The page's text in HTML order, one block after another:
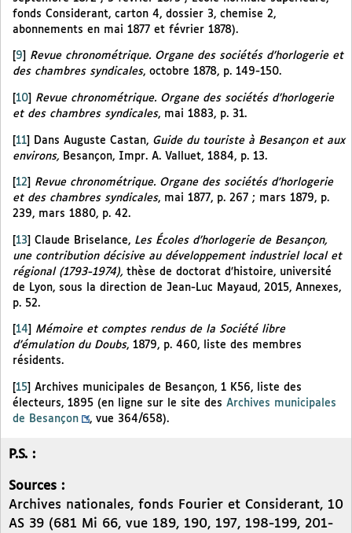
fonds Considerant, carton 4, dossier 3, chemise 2,
abonnements en mai 1877 et février 1878).
9
Revue chronométrique. Organe des sociétés d’horlogerie et
des chambres syndicales, octobre 1878, p. 149-150.
10
Revue chronométrique. Organe des sociétés d’horlogerie
et des chambres syndicales, mai 1883, p. 31.
[11] Dans Auguste Castan, Guide du touriste à Besançon et aux
environs, Besançon, Impr. A. Valluet, 1884, p. 13.
12
Revue chronométrique. Organe des sociétés d’horlogerie
et des chambres syndicales, mai 1877, p. 267 ; mars 1879, p.
239, mars 1880, p. 42.
[13] Claude Briselance, Les Écoles d’horlogerie de Besançon,
une contribution décisive au développement industriel local et
régional (1793-1974), thèse de doctorat d’histoire, université
de Lyon, sous la direction de Jean-Luc Mayaud, 2015, Annexes,
p. 52.
14
Mémoire et comptes rendus de la Société libre
d’émulation du Doubs, 1879, p. 460, liste des membres
résidents.
15
Archives municipales de Besançon, 1 K56, liste des
électeurs, 1895 (en ligne sur le site des Archives municipales
de Besançon
, vue 364/658).
P.S. :
Sources :
Archives nationales, fonds Fourier et Considerant, 10
AS 39 (681 Mi 66, vue 189, 190, 197, 198-199, 201-